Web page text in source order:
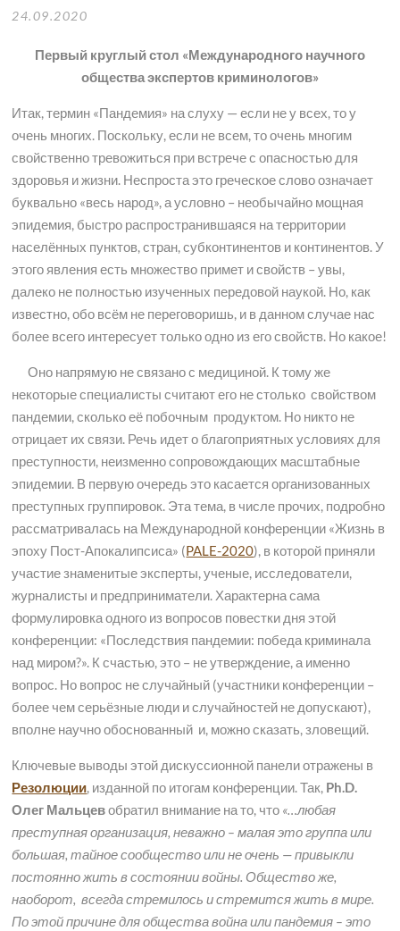
24.09.2020
Первый круглый стол «Международного научного
общества экспертов криминологов»
Итак, термин «Пандемия» на слуху — если не у всех, то у
очень многих. Поскольку, если не всем, то очень многим
свойственно тревожиться при встрече с опасностью для
здоровья и жизни. Неспроста это греческое слово означает
буквально «весь народ», а условно – необычайно мощная
эпидемия, быстро распространившаяся на территории
населённых пунктов, стран, субконтинентов и континентов. У
этого явления есть множество примет и свойств – увы,
далеко не полностью изученных передовой наукой. Но, как
известно, обо всём не переговоришь, и в данном случае нас
более всего интересует только одно из его свойств. Но какое!
Оно напрямую не связано с медициной. К тому же
некоторые специалисты считают его не столько свойством
пандемии, сколько её побочным продуктом. Но никто не
отрицает их связи. Речь идет о благоприятных условиях для
преступности, неизменно сопровождающих масштабные
эпидемии. В первую очередь это касается организованных
преступных группировок. Эта тема, в числе прочих, подробно
рассматривалась на Международной конференции «Жизнь в
эпоху Пост-Апокалипсиса» (PALE-2020), в которой приняли
участие знаменитые эксперты, ученые, исследователи,
журналисты и предприниматели. Характерна сама
формулировка одного из вопросов повестки дня этой
конференции: «Последствия пандемии: победа криминала
над миром?». К счастью, это – не утверждение, а именно
вопрос. Но вопрос не случайный (участники конференции –
более чем серьёзные люди и случайностей не допускают),
вполне научно обоснованный и, можно сказать, зловещий.
Ключевые выводы этой дискуссионной панели отражены в
Резолюции, изданной по итогам конференции. Так, Ph.D.
Олег Мальцевобратил внимание на то, что «…любая
преступная организация, неважно – малая это группа или
большая, тайное сообщество или не очень — привыкли
постоянно жить в состоянии войны. Общество же,
наоборот, всегда стремилось и стремится жить в мире.
По этой причине для общества война или пандемия – это